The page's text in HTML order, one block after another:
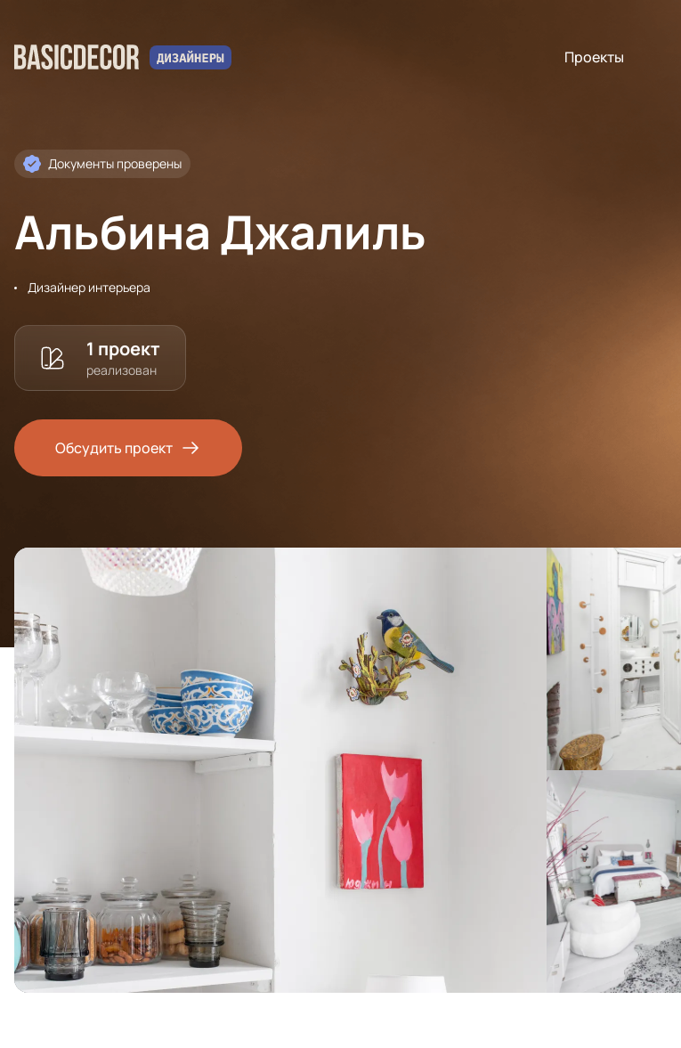
Проекты
Документы проверены
Альбина Джалиль
Дизайнер интерьера
1 проект
реализован
Обсудить проект